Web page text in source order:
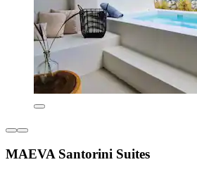
MAEVA Santorini Suites